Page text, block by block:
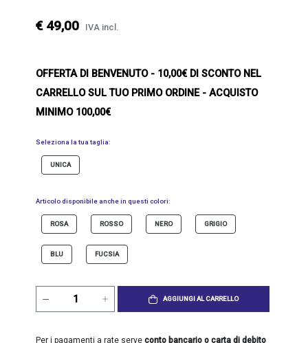
€ 49,00 IVA incl.
OFFERTA DI BENVENUTO- 10,00€ DI SCONTO NEL
CARRELLO SUL TUO PRIMO ORDINE - ACQUISTO
MINIMO 100,00€
Seleziona la tua taglia:
UNICA
Articolo disponibile anche in questi colori:
ROSA ROSSO NERO GRIGIO
BLU FUCSIA
AGGIUNGI AL CARRELLO
Per i pagamenti a rate serveconto bancario o carta di debito